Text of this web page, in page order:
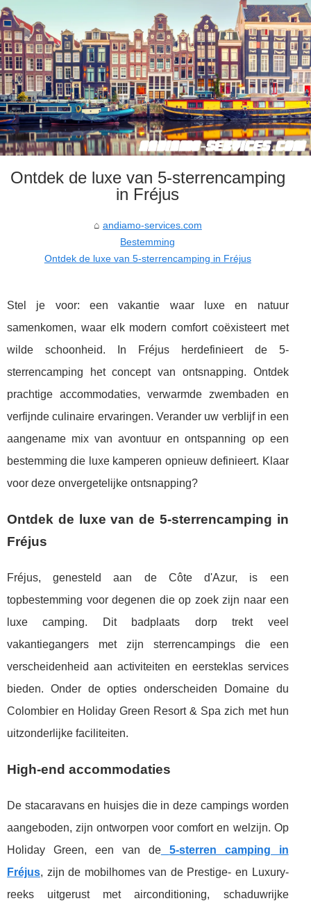
Ontdek de luxe van 5-sterrencamping
in Fréjus
andiamo-services.com
Bestemming
Ontdek de luxe van 5-sterrencamping in Fréjus
Stel je voor: een vakantie waar luxe en natuur
samenkomen, waar elk modern comfort coëxisteert met
wilde schoonheid. In Fréjus herdefinieert de 5-
sterrencamping het concept van ontsnapping. Ontdek
prachtige accommodaties, verwarmde zwembaden en
verfijnde culinaire ervaringen. Verander uw verblijf in een
aangename mix van avontuur en ontspanning op een
bestemming die luxe kamperen opnieuw definieert. Klaar
voor deze onvergetelijke ontsnapping?
Ontdek de luxe van de 5-sterrencamping in
Fréjus
Fréjus, genesteld aan de Côte d'Azur, is een
topbestemming voor degenen die op zoek zijn naar een
luxe camping. Dit badplaats dorp trekt veel
vakantiegangers met zijn sterrencampings die een
verscheidenheid aan activiteiten en eersteklas services
bieden. Onder de opties onderscheiden Domaine du
Colombier en Holiday Green Resort & Spa zich met hun
uitzonderlijke faciliteiten.
High-end accommodaties
De stacaravans en huisjes die in deze campings worden
aangeboden, zijn ontworpen voor comfort en welzijn. Op
Holiday Green, een van de
5-sterren camping in
Fréjus, zijn de mobilhomes van de Prestige- en Luxury-
reeks uitgerust met airconditioning, schaduwrijke